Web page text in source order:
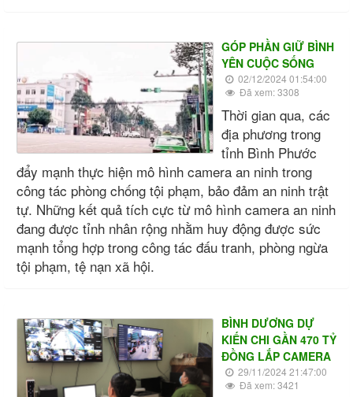
GÓP PHẦN GIỮ BÌNH
YÊN CUỘC SỐNG
02/12/2024 01:54:00
Đã xem: 3308
Thời gian qua, các
địa phương trong
tỉnh Bình Phước
đẩy mạnh thực hiện mô hình camera an ninh trong
công tác phòng chống tội phạm, bảo đảm an ninh trật
tự. Những kết quả tích cực từ mô hình camera an ninh
đang được tỉnh nhân rộng nhằm huy động được sức
mạnh tổng hợp trong công tác đấu tranh, phòng ngừa
tội phạm, tệ nạn xã hội.
BÌNH DƯƠNG DỰ
KIẾN CHI GẦN 470 TỶ
ĐỒNG LẮP CAMERA
29/11/2024 21:47:00
Đã xem: 3421